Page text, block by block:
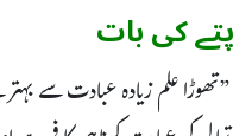
پتے کی بات
”تھوڑا علم زیادہ عبادت سے